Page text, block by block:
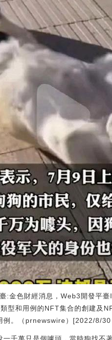
:金色財經消息，Web3開發平
型和用例的NFT集合的創建及
例。（prnewswire）[2022/8/